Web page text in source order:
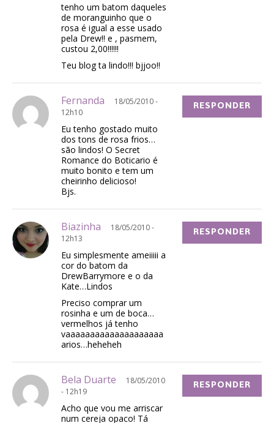
tenho um batom daqueles
de moranguinho que o
rosa é igual a esse usado
pela Drew!! e , pasmem,
custou 2,00!!!!!!
Teu blog ta lindo!!! bjjoo!!
Fernanda
18/05/2010 -
12h10
Eu tenho gostado muito
dos tons de rosa frios…
são lindos! O Secret
Romance do Boticario é
muito bonito e tem um
cheirinho delicioso!
Bjs.
RESPONDER
Biazinha
18/05/2010 -
12h13
Eu simplesmente ameiiiii a
cor do batom da
DrewBarrymore e o da
Kate…Lindos
Preciso comprar um
rosinha e um de boca…
vermelhos já tenho
vaaaaaaaaaaaaaaaaaaaa
arios…heheheh
RESPONDER
Bela Duarte
18/05/2010
- 12h19
Acho que vou me arriscar
num cereja opaco! Tá
RESPONDER